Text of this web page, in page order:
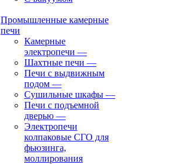
Промышленные камерные
печи
Камерные
электропечи —
Шахтные печи —
Печи с выдвижным
подом —
Сушильные шкафы —
Печи с подъемной
дверью —
Электропечи
колпаковые СГО для
фьюзинга,
моллирования